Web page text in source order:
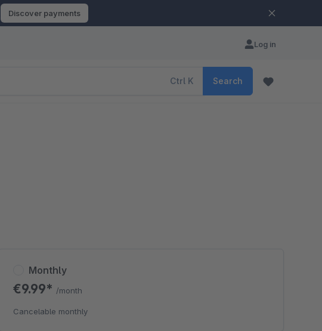
Discover payments
Log in
Ctrl K Search
Monthly
€9.99* /month
Cancelable monthly